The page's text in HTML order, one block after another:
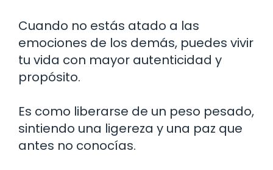
Cuando no estás atado a las
emociones de los demás, puedes vivir
tu vida con mayor autenticidad y
propósito.
Es como liberarse de un peso pesado,
sintiendo una ligereza y una paz que
antes no conocías.